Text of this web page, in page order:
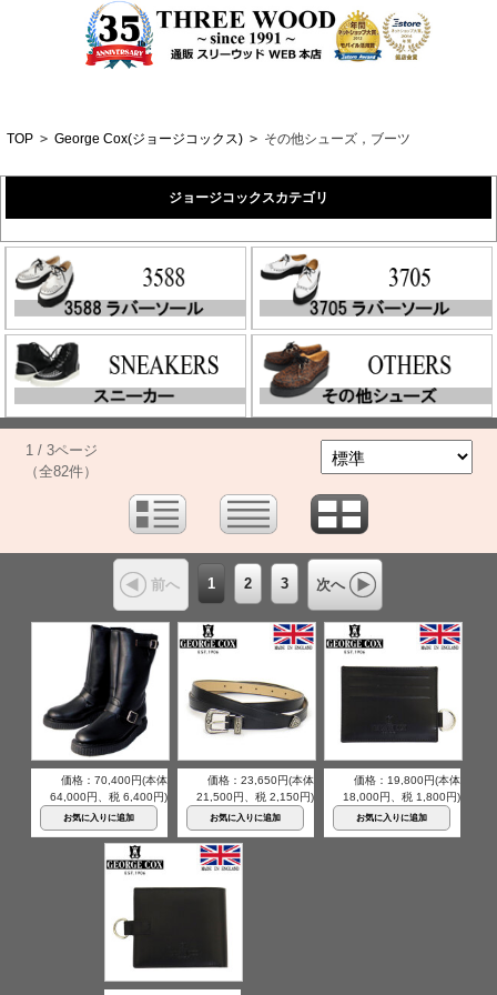
TOP > George Cox(ジョージコックス) > その他シューズ，ブーツ
ジョージコックスカテゴリ
1 / 3ページ
（全82件）
前へ 1 2 3 次へ
価格：70,400円(本体
64,000円、税 6,400円)
価格：23,650円(本体
21,500円、税 2,150円)
価格：19,800円(本体
18,000円、税 1,800円)